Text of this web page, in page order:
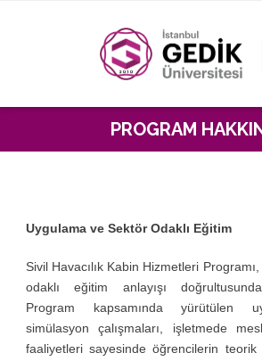
PROGRAM
Uygulama ve Sektör Odaklı Eğitim
Sivil Havacılık Kabin Hizmetleri
odaklı eğitim anlayışı doğrultusunda
Program kapsamında yürütülen
simülasyon çalışmaları, işletmede
faaliyetleri sayesinde öğrencilerin teorik